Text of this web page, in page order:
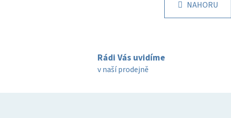
l
á
n
k
NAHORU
Rádi Vás uvidíme
v naší prodejně